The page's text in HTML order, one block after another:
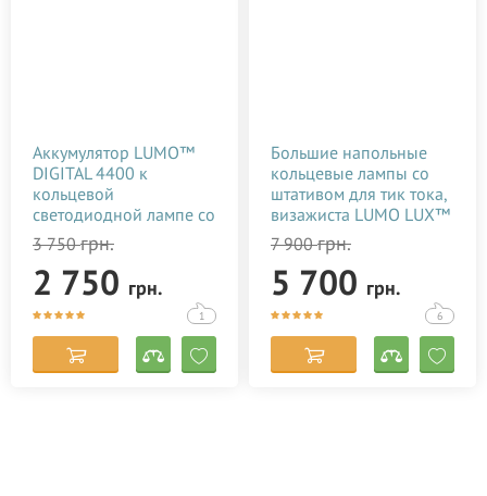
Аккумулятор LUMO™
DIGITAL 4400 к
кольцевой
светодиодной лампе со
штативом купить в
Киеве (Украине)
3 750грн.
2 750 грн.
1
Большие напольные
кольцевые лампы со
штативом для тик тока,
визажиста LUMO LUX™
| 96 Ватт | диаметром
45 см. с держателем
для телефона купить
недорого в Украине
(Одессе)
7 900грн.
5 700 грн.
6